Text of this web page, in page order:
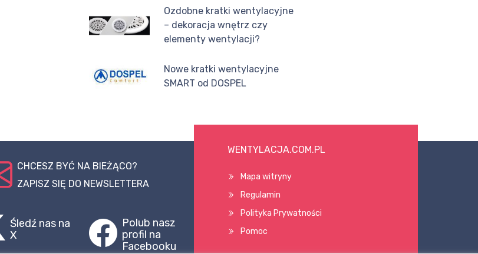
Ozdobne kratki wentylacyjne
– dekoracja wnętrz czy
elementy wentylacji?
Nowe kratki wentylacyjne
SMART od DOSPEL
CHCESZ BYĆ NA BIEŻĄCO?
ZAPISZ SIĘ DO NEWSLETTERA
Śledź nas na
X
Polub nasz
profil na
Facebooku
WENTYLACJA.COM.PL
Mapa witryny
Regulamin
Polityka Prywatności
Pomoc